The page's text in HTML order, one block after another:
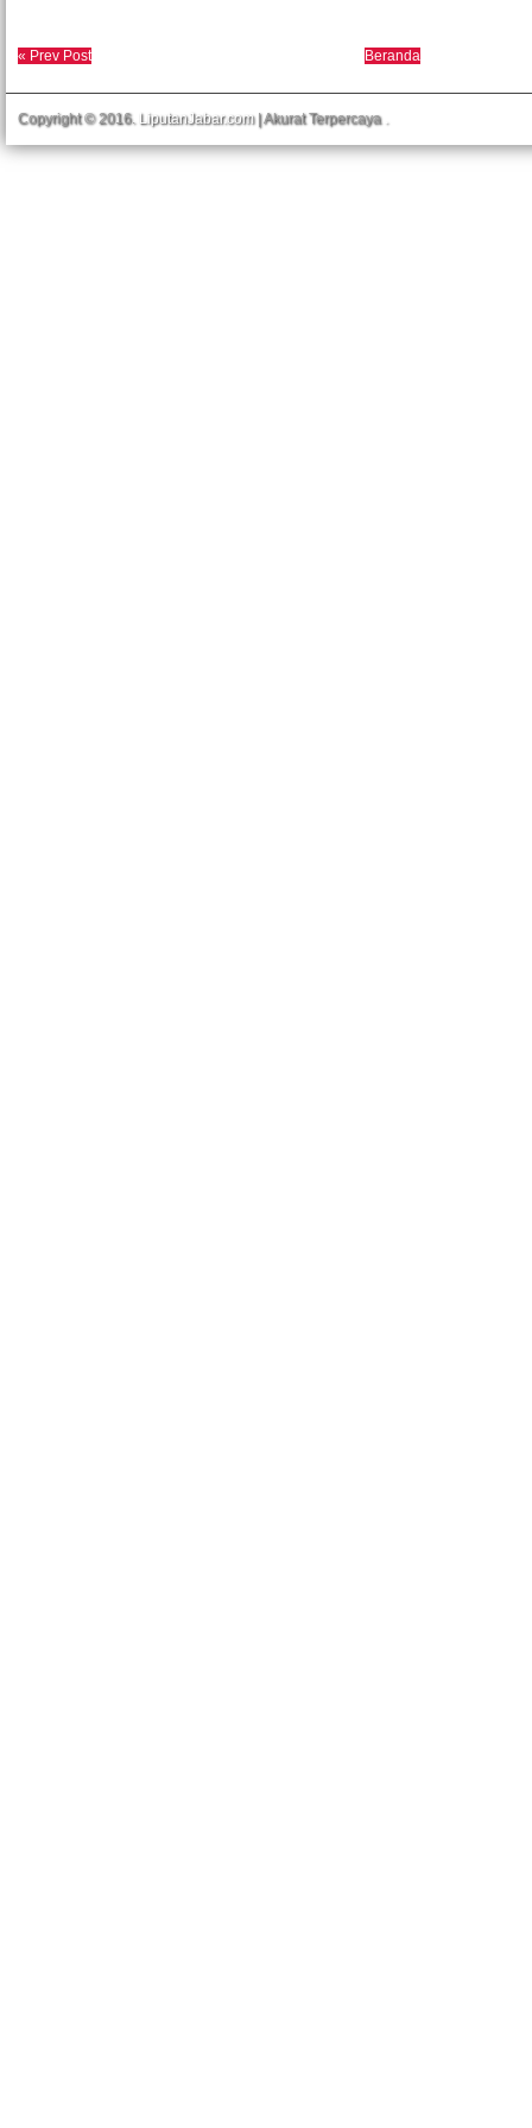
« Prev Post Beranda
Copyright © 2016. LiputanJabar.com| Akurat Terpercaya